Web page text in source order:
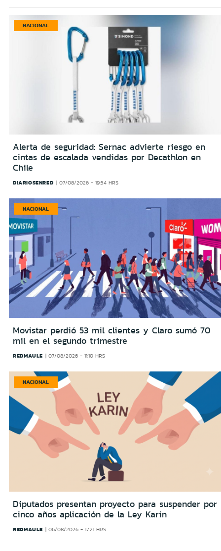
NACIONAL
Alerta de seguridad: Sernac advierte riesgo en
cintas de escalada vendidas por Decathlon en
Chile
DIARIOSENRED 07/08/2026 - 19:54 HRS
NACIONAL
Movistar perdió 53 mil clientes y Claro sumó 70
mil en el segundo trimestre
REDMAULE 07/08/2026 - 11:10 HRS
NACIONAL
Diputados presentan proyecto para suspender por
cinco años aplicación de la Ley Karin
REDMAULE 06/08/2026 - 17:21 HRS